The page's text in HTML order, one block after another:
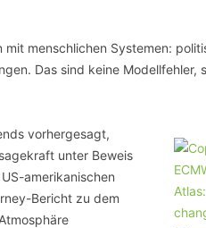
menschlichen Systemen:
Das sind keine Modellfehler,
vorhergesagt,
unter Beweis
amerikanischen
Bericht zu dem